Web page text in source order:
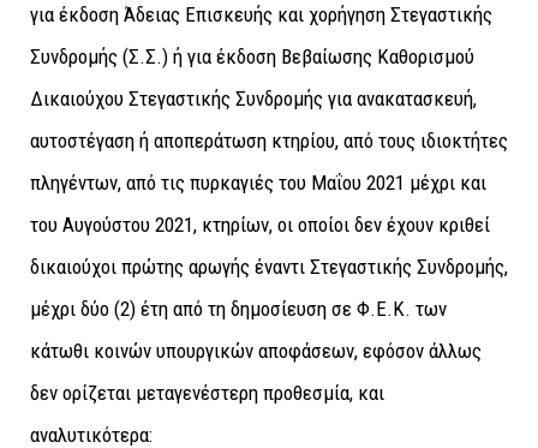
για έκδοση Άδειας Επισκευής και χορήγηση Στεγαστικής
Συνδρομής (Σ.Σ.) ή για έκδοση Βεβαίωσης Καθορισμού
Δικαιούχου Στεγαστικής Συνδρομής για ανακατασκευή,
αυτοστέγαση ή αποπεράτωση κτηρίου, από τους ιδιοκτήτες
πληγέντων, από τις πυρκαγιές του Μαΐου 2021 μέχρι και
του Αυγούστου 2021, κτηρίων, οι οποίοι δεν έχουν κριθεί
δικαιούχοι πρώτης αρωγής έναντι Στεγαστικής Συνδρομής,
μέχρι δύο (2) έτη από τη δημοσίευση σε Φ.Ε.Κ. των
κάτωθι κοινών υπουργικών αποφάσεων, εφόσον άλλως
δεν ορίζεται μεταγενέστερη προθεσμία, και
αναλυτικότερα: